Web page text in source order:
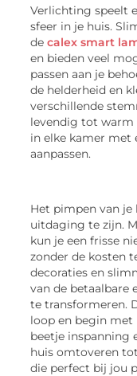
Verlichting speelt
sfeer in je huis.
decalex smart
en bieden veel
passen aan je
de helderheid en
verschillende
levendig tot warm
in elke kamer met
aanpassen.
Het pimpen van
uitdaging te zijn.
kun je een frisse
zonder de kosten
decoraties en
van de betaalbare
te transformeren.
loop en begin met
beetje inspanning
huis omtoveren
die perfect bij jou